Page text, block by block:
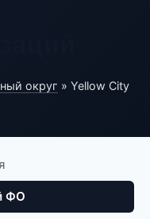
округ » Yellow City
ФО